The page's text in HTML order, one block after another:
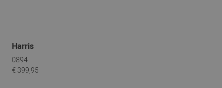
Harris
0894
€ 399,95